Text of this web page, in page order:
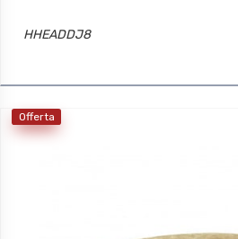
HHEADDJ8
Offerta